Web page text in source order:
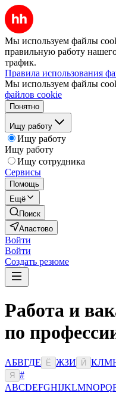
Мы используем файлы
правильную работу
трафик.
Правила использования
Мы используем файлы
файлов cookie
Понятно
Ищу работу
Ищу работу
Ищу работу
Ищу сотрудника
Сервисы
Помощь
Ещё
Поиск
Апастово
Войти
Войти
Создать резюме
Работа и
по
АБВГДЕ Ё ЖЗИ Й КЛМ
Я
#
ABCDEFGHIJKLMNOPQ